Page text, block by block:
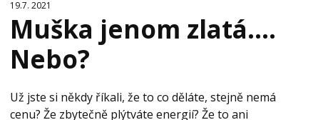
19.7. 2021
Muška jenom zlatá….
Nebo?
Už jste si někdy říkali, že to co děláte, stejně nemá
cenu? Že zbytečně plýtváte energií? Že to ani